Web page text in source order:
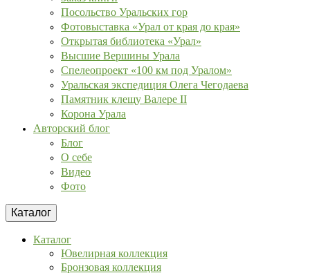
Посольство Уральских гор
Фотовыставка «Урал от края до края»
Открытая библиотека «Урал»
Высшие Вершины Урала
Спелеопроект «100 км под Уралом»
Уральская экспедиция Олега Чегодаева
Памятник клещу Валере II
Корона Урала
Авторский блог
Блог
О себе
Видео
Фото
Каталог
Каталог
Ювелирная коллекция
Бронзовая коллекция